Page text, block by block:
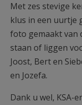
Met zes stevige
klus in een uurtje
foto gemaakt van
staan of liggen
Joost, Bert en
en Jozefa.
Dank u wel, KSA-